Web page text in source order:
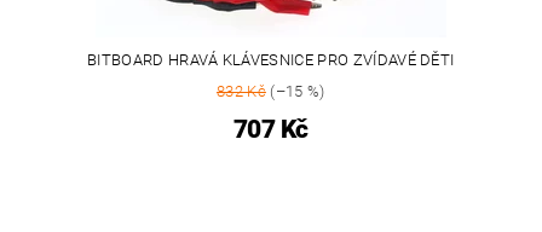
BITBOARD HRAVÁ KLÁVESNICE PRO ZVÍDAVÉ DĚTI
832 Kč(–15 %)
707 Kč